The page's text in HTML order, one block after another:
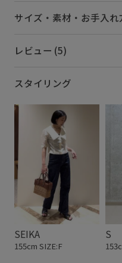
サイズ・素材・お手入れ
レビュー (5)
スタイリング
SEIKA
155cm SIZE:F
S